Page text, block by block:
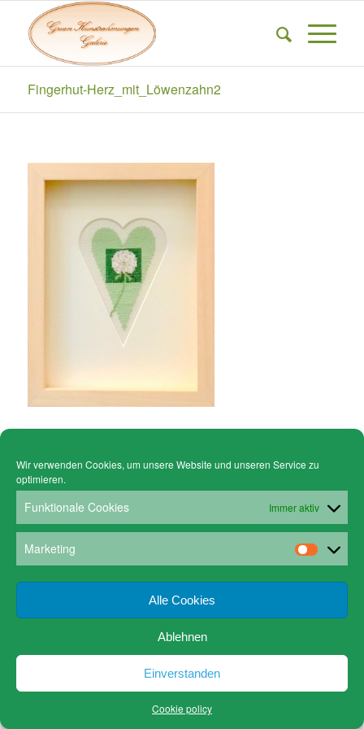
Wir verwenden Cookies, um unsere Website und unseren Service zu
optimieren.
Funktionale Cookies Immer aktiv
Marketing
Alle Cookies
Ablehnen
Einverstanden
Cookie policy
Fingerhut-Herz_mit_Löwenzahn2
© Copyright - Gruen Stickgalerie -
Cookie policy (EU)
www.gruen-kunstrahmungen.com Impressum / Kontakt